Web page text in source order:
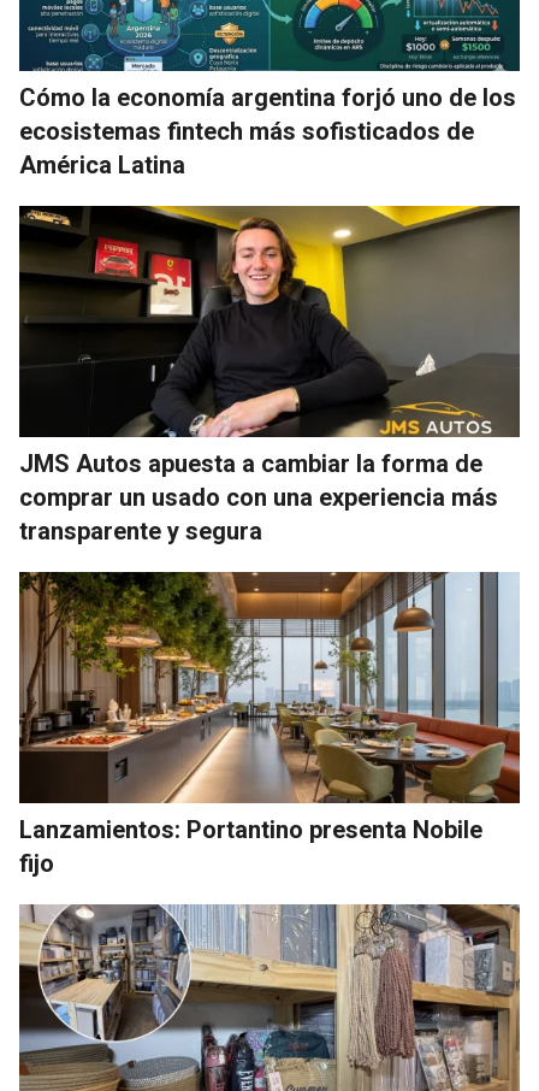
Cómo la economía argentina forjó uno de los
ecosistemas fintech más sofisticados de
América Latina
JMS Autos apuesta a cambiar la forma de
comprar un usado con una experiencia más
transparente y segura
Lanzamientos: Portantino presenta Nobile
fijo